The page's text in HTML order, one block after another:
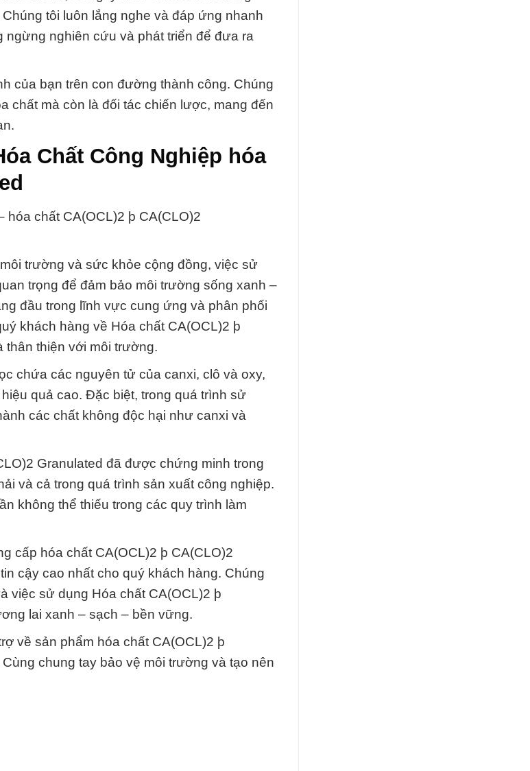
tôi luôn lắng nghe và đáp ứng nhanh
nghiên cứu và phát triển để đưa ra
của bạn trên con đường thành công. Chúng
chất mà còn là đối tác chiến lược, mang đến
Chất Công Nghiệp hóa
chất CA(OCL)2 þ CA(CLO)2
trường và sức khỏe cộng đồng, việc sử
trọng để đảm bảo môi trường sống xanh –
đầu trong lĩnh vực cung ứng và phân phối
khách hàng về Hóa chất CA(OCL)2 þ
thân thiện với môi trường.
chứa các nguyên tử của canxi, clô và oxy,
quả cao. Đặc biệt, trong quá trình sử
các chất không độc hại như canxi và
Granulated đã được chứng minh trong
và cả trong quá trình sản xuất công nghiệp.
không thể thiếu trong các quy trình làm
cấp hóa chất CA(OCL)2 þ CA(CLO)2
cậy cao nhất cho quý khách hàng. Chúng
việc sử dụng Hóa chất CA(OCL)2 þ
lai xanh – sạch – bền vững.
về sản phẩm hóa chất CA(OCL)2 þ
chung tay bảo vệ môi trường và tạo nên